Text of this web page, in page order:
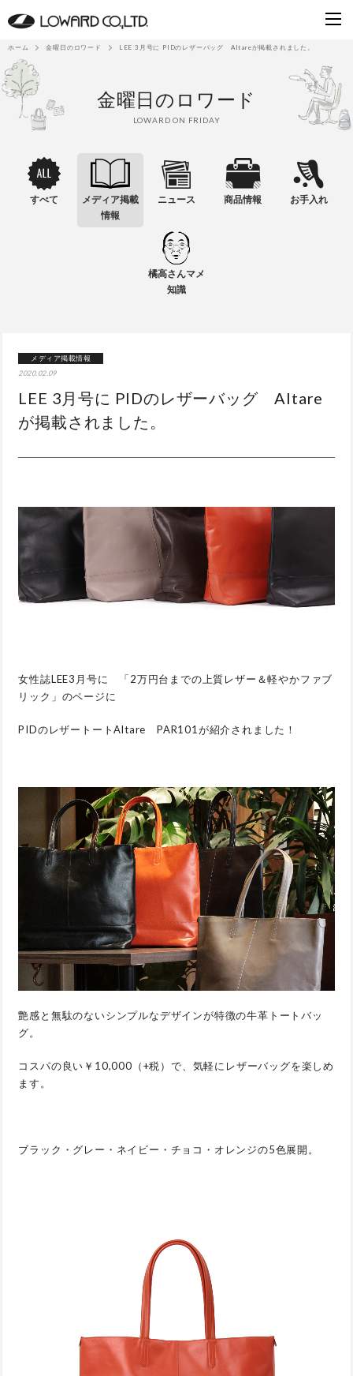
ホーム 金曜日のロワード LEE 3月号に PIDのレザーバッグ Altareが掲載されました。
金曜日のロワード
LOWARD ON FRIDAY
すべて
メディア掲載
情報
ニュース 商品情報 お手入れ
橘高さんマメ
知識
メディア掲載情報
2020.02.09
LEE 3月号に PIDのレザーバッグ Altare
が掲載されました。
女性誌LEE3月号に 「2万円台までの上質レザー＆軽やかファブ
リック」のページに
PIDのレザートートAltare PAR101が紹介されました！
艶感と無駄のないシンプルなデザインが特徴の牛革トートバッ
グ。
コスパの良い￥10,000（+税）で、気軽にレザーバッグを楽しめ
ます。
ブラック・グレー・ネイビー・チョコ・オレンジの5色展開。